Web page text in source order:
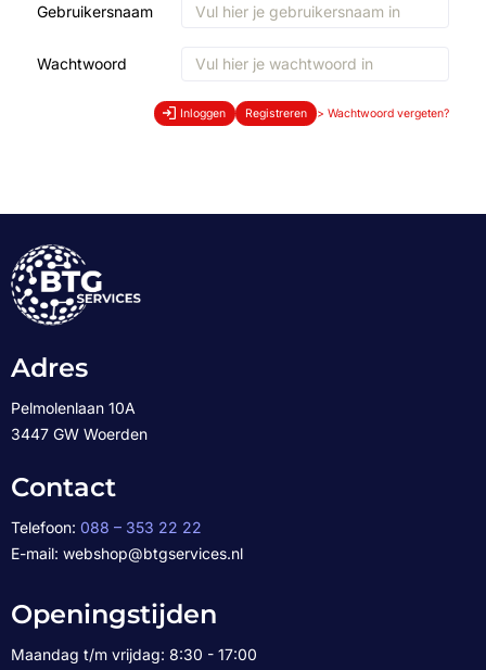
Gebruikersnaam
Wachtwoord
Inloggen Registreren > Wachtwoord vergeten?
Adres
Pelmolenlaan 10A
3447 GW Woerden
Contact
Telefoon: 088 – 353 22 22
E-mail: webshop@btgservices.nl
Openingstijden
Maandag t/m vrijdag: 8:30 - 17:00